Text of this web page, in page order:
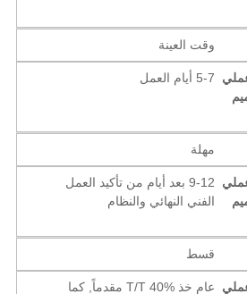
وقت العينة
5-7 أيام العمل
9-12 بعد أيام من تأكيد العمل
الفني النهائي والنظام
عام خذ T/T 40% مقدماً, كما